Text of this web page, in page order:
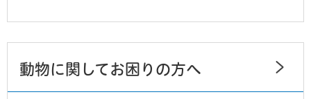
動物に関してお困りの方へ